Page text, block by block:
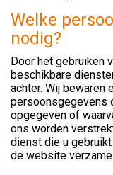
Welke
nodig?
Door het gebruiken
beschikbare
achter. Wij bewaren
persoonsgegevens
opgegeven of
ons worden
dienst die u
de website